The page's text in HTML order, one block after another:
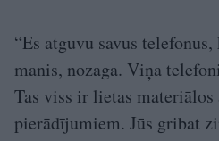
“Es atguvu savus
manis, nozaga. Viņa
Tas viss ir lietas
pierādījumiem. Jūs gribat